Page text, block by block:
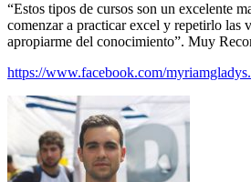
“Estos tipos de cursos son un excelente
comenzar a practicar excel y repetirlo las
apropiarme del conocimiento”. Muy
https://www.facebook.com/